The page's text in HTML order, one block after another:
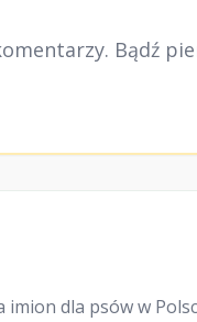
Bądź
imion dla psów w